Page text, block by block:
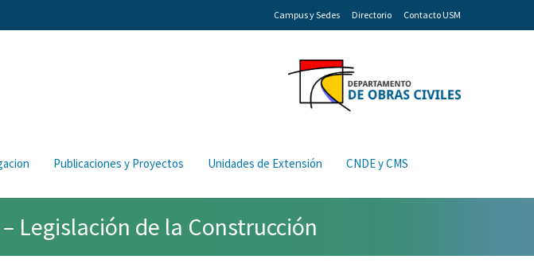
Campus y Sedes Directorio Contacto USM
Publicaciones y Proyectos Unidades de Extensión CNDE y CMS
Legislación de la Construcción